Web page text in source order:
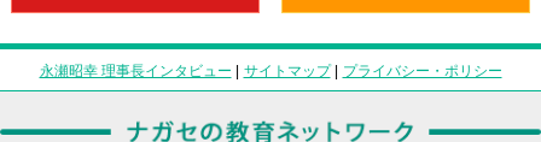
永瀬昭幸 理事長インタビュー | サイトマップ| プライバシー・ポリシー